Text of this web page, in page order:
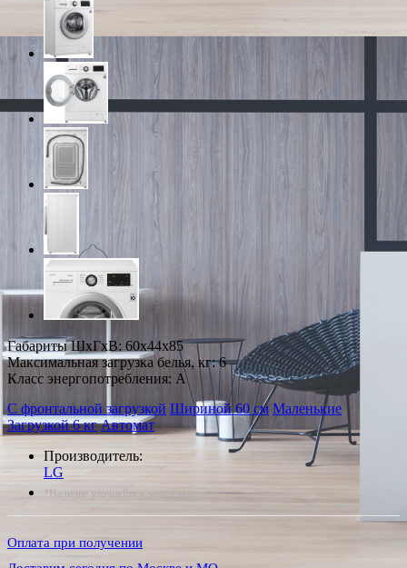
Габариты ШxГxВ: 60x44x85
Максимальная загрузка белья, кг: 6
Класс энергопотребления: A
С фронтальной загрузкой Шириной 60 см Маленькие
Загрузкой 6 кг Автомат
Производитель:
LG
*Наличие уточняйте у менеджера
Оплата при получении